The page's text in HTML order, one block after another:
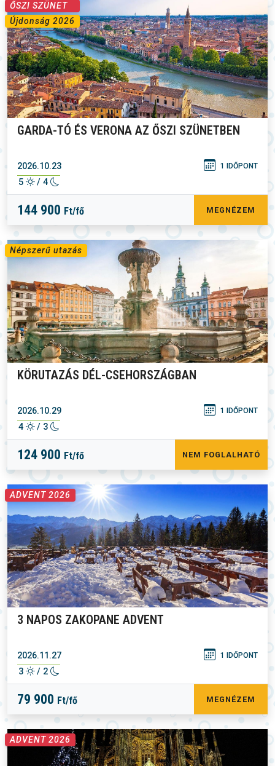
ŐSZI SZÜNET
Újdonság 2026
GARDA-TÓ ÉS VERONA AZ ŐSZI SZÜNETBEN
2026.10.23 1 IDŐPONT
5 / 4
144 900 Ft/fő MEGNÉZEM
Népszerű utazás
KÖRUTAZÁS DÉL-CSEHORSZÁGBAN
2026.10.29 1 IDŐPONT
4 / 3
124 900 Ft/fő NEM FOGLALHATÓ
ADVENT 2026
3 NAPOS ZAKOPANE ADVENT
2026.11.27 1 IDŐPONT
3 / 2
79 900 Ft/fő MEGNÉZEM
ADVENT 2026